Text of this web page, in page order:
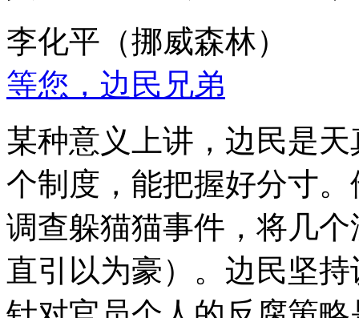
李化平（挪威森林）
等您，边民兄弟
某种意义上讲，边民是
个制度，能把握好分寸
调查躲猫猫事件，将几
直引以为豪）。边民坚